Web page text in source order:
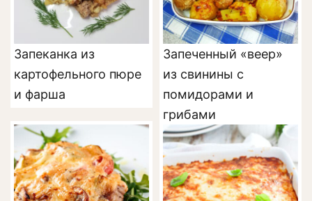
Запеканка из
картофельного пюре
и фарша
Запеченный «веер»
из свинины с
помидорами и
грибами